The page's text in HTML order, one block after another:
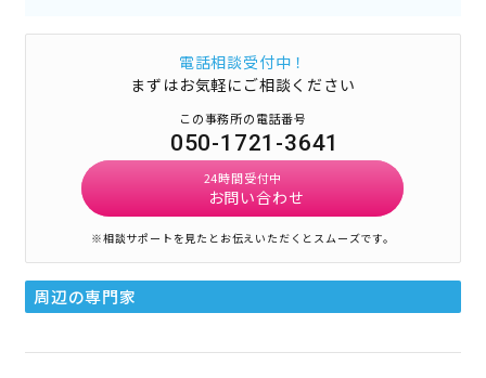
電話相談受付中！
まずはお気軽にご相談ください
この事務所の電話番号
050-1721-3641
24時間受付中
お問い合わせ
※相談サポートを見たとお伝えいただくとスムーズです。
周辺の専門家